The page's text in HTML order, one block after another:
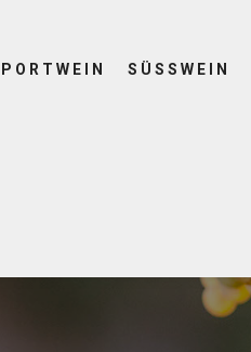
PORTWEIN SÜSSWEIN